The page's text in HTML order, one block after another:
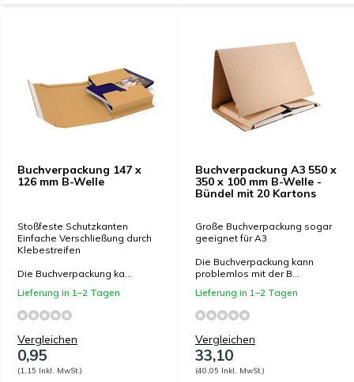
Buchverpackung 147 x
126 mm B-Welle
Stoßfeste Schutzkanten
Einfache Verschließung durch
Klebestreifen
Die Buchverpackung ka...
Lieferung in 1–2 Tagen
Vergleichen
0,95
(1,15 Inkl. MwSt.)
Buchverpackung A3 550 x
350 x 100 mm B-Welle -
Bündel mit 20 Kartons
Große Buchverpackung sogar
geeignet für A3
Die Buchverpackung kann
problemlos mit der B...
Lieferung in 1–2 Tagen
Vergleichen
33,10
(40,05 Inkl. MwSt.)